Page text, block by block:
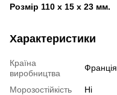
Розмір 110 x 15 x 23 мм.
Характеристики
Країна
виробництва
Франція
Морозостійкість Ні